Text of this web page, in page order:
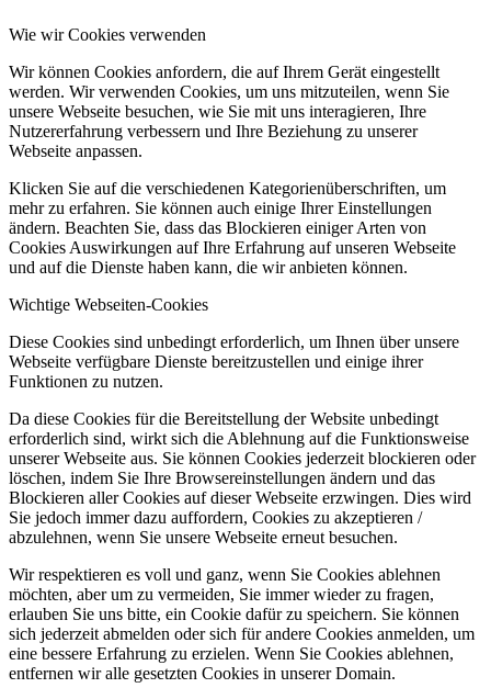
Wie wir Cookies verwenden
Wir können Cookies anfordern, die auf Ihrem Gerät eingestellt
werden. Wir verwenden Cookies, um uns mitzuteilen, wenn Sie
unsere Webseite besuchen, wie Sie mit uns interagieren, Ihre
Nutzererfahrung verbessern und Ihre Beziehung zu unserer
Webseite anpassen.
Klicken Sie auf die verschiedenen Kategorienüberschriften, um
mehr zu erfahren. Sie können auch einige Ihrer Einstellungen
ändern. Beachten Sie, dass das Blockieren einiger Arten von
Cookies Auswirkungen auf Ihre Erfahrung auf unseren Webseite
und auf die Dienste haben kann, die wir anbieten können.
Wichtige Webseiten-Cookies
Diese Cookies sind unbedingt erforderlich, um Ihnen über unsere
Webseite verfügbare Dienste bereitzustellen und einige ihrer
Funktionen zu nutzen.
Da diese Cookies für die Bereitstellung der Website unbedingt
erforderlich sind, wirkt sich die Ablehnung auf die Funktionsweise
unserer Webseite aus. Sie können Cookies jederzeit blockieren oder
löschen, indem Sie Ihre Browsereinstellungen ändern und das
Blockieren aller Cookies auf dieser Webseite erzwingen. Dies wird
Sie jedoch immer dazu auffordern, Cookies zu akzeptieren /
abzulehnen, wenn Sie unsere Webseite erneut besuchen.
Wir respektieren es voll und ganz, wenn Sie Cookies ablehnen
möchten, aber um zu vermeiden, Sie immer wieder zu fragen,
erlauben Sie uns bitte, ein Cookie dafür zu speichern. Sie können
sich jederzeit abmelden oder sich für andere Cookies anmelden, um
eine bessere Erfahrung zu erzielen. Wenn Sie Cookies ablehnen,
entfernen wir alle gesetzten Cookies in unserer Domain.